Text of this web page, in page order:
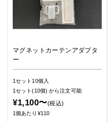
マグネットカーテンアダプタ
ー
1セット10個入
1セット(10個)から注文可能
¥1,100〜(税込)
1個あたり¥110